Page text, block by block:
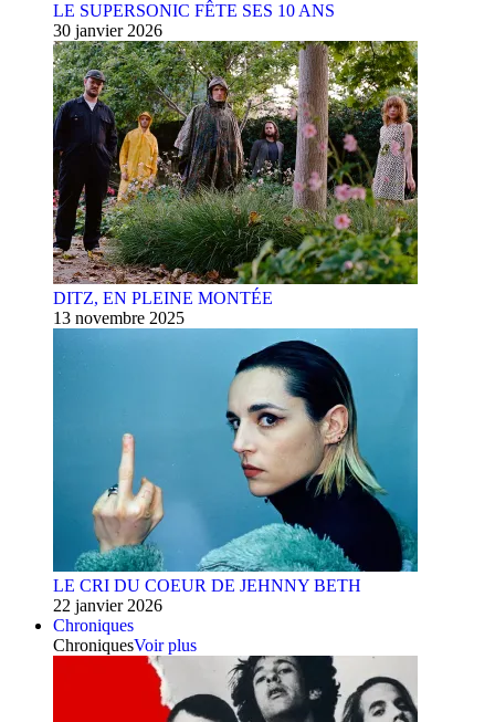
LE SUPERSONIC FÊTE SES 10 ANS
30 janvier 2026
DITZ, EN PLEINE MONTÉE
13 novembre 2025
LE CRI DU COEUR DE JEHNNY BETH
22 janvier 2026
Chroniques
ChroniquesVoir plus